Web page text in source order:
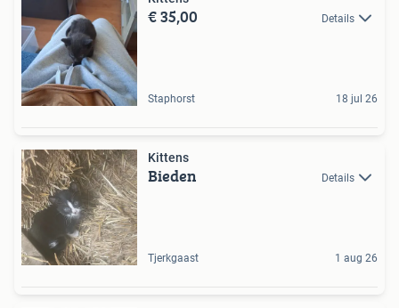
€ 35,00 Details
Staphorst 18 jul 26
Kittens
Bieden Details
Tjerkgaast 1 aug 26